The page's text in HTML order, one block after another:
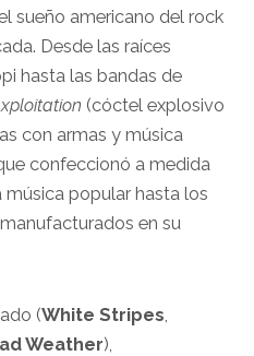
sueño americano del rock
Desde las raíces
hasta las bandas de
(cóctel explosivo
con armas y música
confeccionó a medida
música popular hasta los
en su
(White Stripes
Weather),